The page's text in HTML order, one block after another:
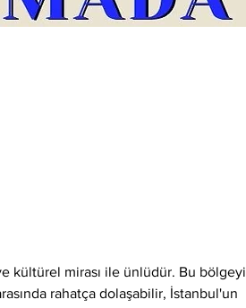
kültürel mirası ile ünlüdür. Bu bölgeyi
rahatça dolaşabilir, İstanbul'un